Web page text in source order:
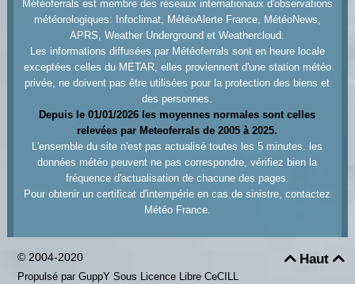
Météoferrals est membre des réseaux internationaux d'observations
météorologiques: Infoclimat, MétéoAlerte France, MétéoNews,
APRS, Weather Underground et Weathercloud.
Les informations diffusées par Météoferrals sont en heure locale
exceptées celles du METAR, elles proviennent d'une station météo
privée, ne doivent pas être utilisées pour la protection des biens et
des personnes.
Depuis le 01/01/2026 les moyennes normales sont celles
relevées par Meteoferrals de 2005 à 2025.
L'ensemble du site n'est pas actualisé toutes les 5 minutes. les
données météo peuvent ne pas correspondre, vérifiez bien la
fréquence d'actualisation de chacune des pages.
Pour obtenir un certificat d'intempérie en cas de sinistre, contactez
Météo France.
Haut
© 2004-2020
Propulsé par GuppY Sous Licence Libre CeCILL